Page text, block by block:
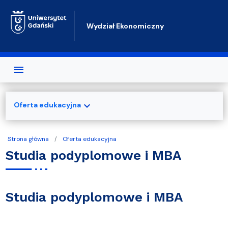
Wydział Ekonomiczny
Strona główna Oferta edukacyjna
Studia podyplomowe i MBA
Studia podyplomowe i MBA
Oferta edukacyjnaexpand_more